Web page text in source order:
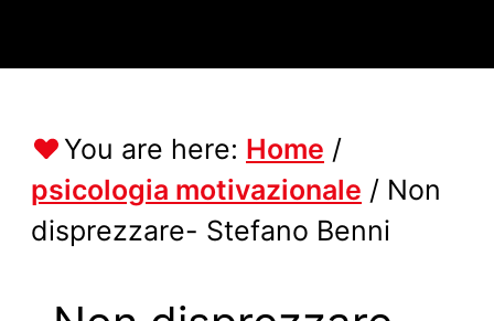
You are here: Home /
psicologia motivazionale / Non
disprezzare- Stefano Benni